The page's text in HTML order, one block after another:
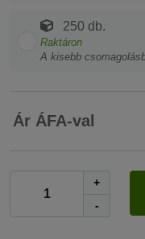
250 db.
Raktáron
A kisebb
Ár ÁFA-val
+
-